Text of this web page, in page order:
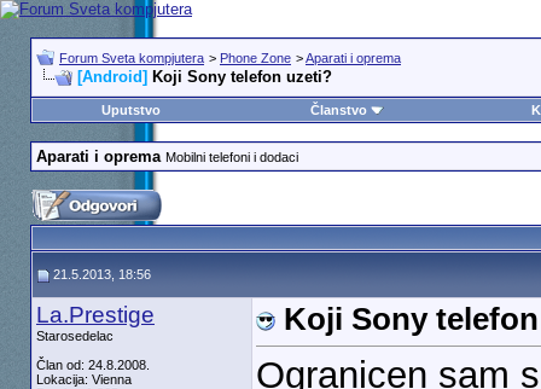
Forum Sveta kompjutera > Phone Zone >Aparati i oprema
[Android] Koji Sony telefon uzeti?
Uputstvo Članstvo
Aparati i oprema Mobilni telefoni i dodaci
21.5.2013, 18:56
La.Prestige
Starosedelac
Član od: 24.8.2008.
Lokacija: Vienna
Koji Sony
Ogranicen sam